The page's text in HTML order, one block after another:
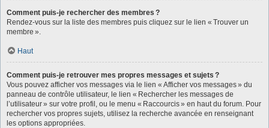
Comment puis-je rechercher des membres ?
Rendez-vous sur la liste des membres puis cliquez sur le lien « Trouver un
membre ».
Haut
Comment puis-je retrouver mes propres messages et sujets ?
Vous pouvez afficher vos messages via le lien « Afficher vos messages » du
panneau de contrôle utilisateur, le lien « Rechercher les messages de
l’utilisateur » sur votre profil, ou le menu « Raccourcis » en haut du forum. Pour
rechercher vos propres sujets, utilisez la recherche avancée en renseignant
les options appropriées.